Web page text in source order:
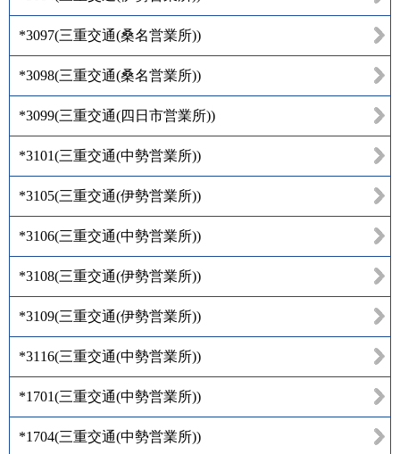
*3097(三重交通(桑名営業所))
*3098(三重交通(桑名営業所))
*3099(三重交通(四日市営業所))
*3101(三重交通(中勢営業所))
*3105(三重交通(伊勢営業所))
*3106(三重交通(中勢営業所))
*3108(三重交通(伊勢営業所))
*3109(三重交通(伊勢営業所))
*3116(三重交通(中勢営業所))
*1701(三重交通(中勢営業所))
*1704(三重交通(中勢営業所))